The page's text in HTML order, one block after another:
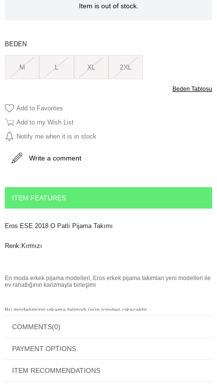
Item is out of stock.
BEDEN
M L XL 2XL
Beden Tablosu
Add to Favorites
Add to my Wish List
Notify me when it is in stock
Write a comment
ITEM FEATURES
Eros ESE 2018 O Patlı Pijama Takımı
Renk:Kırmızı
En moda erkek pijama modelleri, Eros erkek pijama takımları yeni modelleri ile
ev rahatlığının karizmayla birleşimi
Bu modelimizin yıkama talimatı ürün içinden çıkacaktır.
uyduğunuz taktirde daha uzun süre kullanabileceksiniz.
COMMENTS(0)
PAYMENT OPTIONS
ITEM RECOMMENDATIONS